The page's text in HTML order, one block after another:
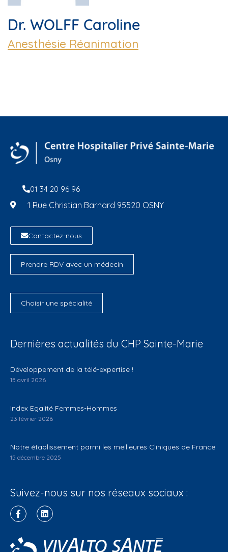
Dr. WOLFF Caroline
Anesthésie Réanimation
01 34 20 96 96
1 Rue Christian Barnard 95520 OSNY
Contactez-nous
Prendre RDV avec un médecin
Choisir une spécialité
Dernières actualités du CHP Sainte-Marie
Développement de la télé-expertise !
15 avril 2026
Index Egalité Femmes-Hommes
23 février 2026
Notre établissement parmi les meilleures Cliniques de France
15 décembre 2025
Suivez-nous sur nos réseaux sociaux :